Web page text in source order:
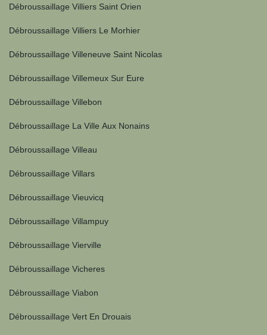
Débroussaillage Villiers Saint Orien
Débroussaillage Villiers Le Morhier
Débroussaillage Villeneuve Saint Nicolas
Débroussaillage Villemeux Sur Eure
Débroussaillage Villebon
Débroussaillage La Ville Aux Nonains
Débroussaillage Villeau
Débroussaillage Villars
Débroussaillage Vieuvicq
Débroussaillage Villampuy
Débroussaillage Vierville
Débroussaillage Vicheres
Débroussaillage Viabon
Débroussaillage Vert En Drouais